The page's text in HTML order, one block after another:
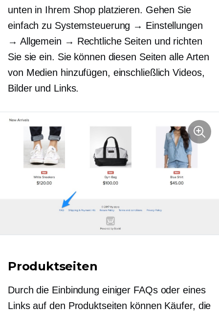
unten in Ihrem Shop platzieren. Gehen Sie
einfach zu Systemsteuerung → Einstellungen
→ Allgemein → Rechtliche Seiten und richten
Sie sie ein. Sie können diesen Seiten alle Arten
von Medien hinzufügen, einschließlich Videos,
Bilder und Links.
Produktseiten
Durch die Einbindung einiger FAQs oder eines
Links auf den Produktseiten können Käufer, die